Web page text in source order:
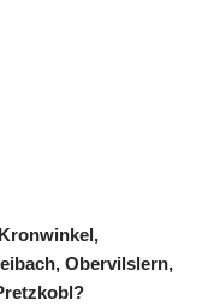
Obervilslern,